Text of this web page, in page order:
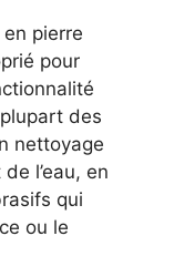
pierre
pour
des
nettoyage
l’eau, en
qui
ou le